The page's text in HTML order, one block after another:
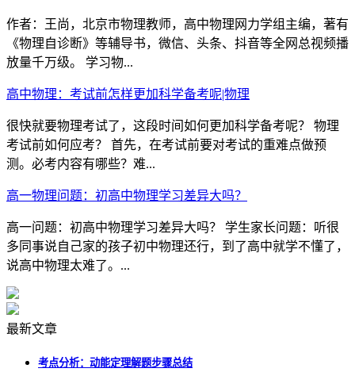
作者：王尚，北京市物理教师，高中物理网力学组主编，著有
《物理自诊断》等辅导书，微信、头条、抖音等全网总视频播
放量千万级。 学习物...
高中物理：考试前怎样更加科学备考呢|物理
很快就要物理考试了，这段时间如何更加科学备考呢？ 物理
考试前如何应考？ 首先，在考试前要对考试的重难点做预
测。必考内容有哪些？难...
高一物理问题：初高中物理学习差异大吗？
高一问题：初高中物理学习差异大吗？ 学生家长问题：听很
多同事说自己家的孩子初中物理还行，到了高中就学不懂了，
说高中物理太难了。...
最新文章
考点分析：动能定理解题步骤总结